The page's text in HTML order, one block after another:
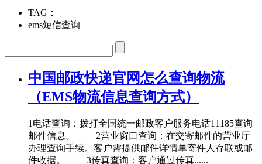
TAG：
ems短信查询
中国邮政快递官网怎么查询物流
（EMS物流信息查询方式）
1电话查询：拨打全国统一邮政客户服务电话11185查询
邮件信息。 2营业窗口查询：在交寄邮件的营业厅
办理查询手续。客户需提供邮件详情单寄件人存联或邮
件收据。 3传真查询：客户通过传真......